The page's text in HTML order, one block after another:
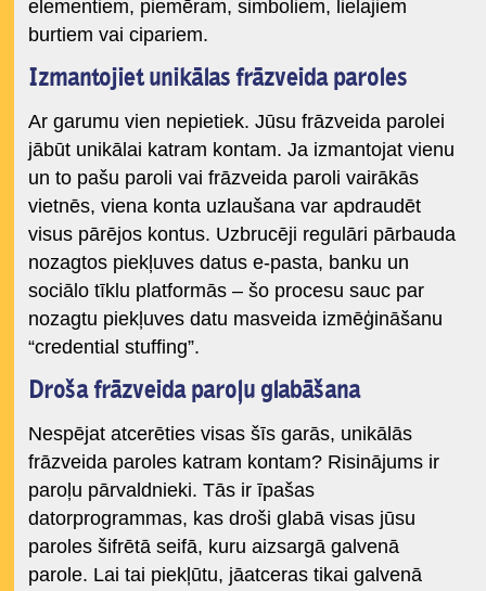
elementiem, piemēram, simboliem, lielajiem
burtiem vai cipariem.
Izmantojiet unikālas frāzveida paroles
Ar garumu vien nepietiek. Jūsu frāzveida parolei
jābūt unikālai katram kontam. Ja izmantojat vienu
un to pašu paroli vai frāzveida paroli vairākās
vietnēs, viena konta uzlaušana var apdraudēt
visus pārējos kontus. Uzbrucēji regulāri pārbauda
nozagtos piekļuves datus e-pasta, banku un
sociālo tīklu platformās – šo procesu sauc par
nozagtu piekļuves datu masveida izmēģināšanu
“credential stuffing”.
Droša frāzveida paroļu glabāšana
Nespējat atcerēties visas šīs garās, unikālās
frāzveida paroles katram kontam? Risinājums ir
paroļu pārvaldnieki. Tās ir īpašas
datorprogrammas, kas droši glabā visas jūsu
paroles šifrētā seifā, kuru aizsargā galvenā
parole. Lai tai piekļūtu, jāatceras tikai galvenā